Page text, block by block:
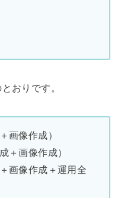
おりです。
画像作成）
＋画像作成）
画像作成＋運用全